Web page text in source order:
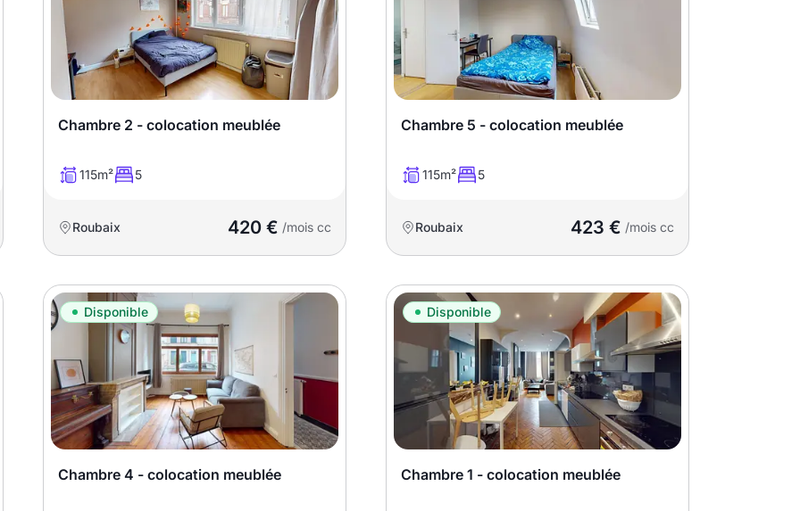
Chambre 2 - colocation meublée
115m² 5
Roubaix 420 € /mois cc
Chambre 5 - colocation meublée
115m² 5
Roubaix 423 € /mois cc
Disponible
Chambre 4 - colocation meublée
Disponible
Chambre 1 - colocation meublée